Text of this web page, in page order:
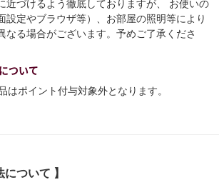
近づけるよう徹底しておりますが、 お使いの
設定やブラウザ等）、お部屋の照明等により
なる場合がございます。予めご了承くださ
ついて
はポイント付与対象外となります。
について 】